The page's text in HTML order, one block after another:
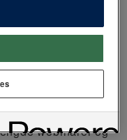
dental teknologi
webinarer og